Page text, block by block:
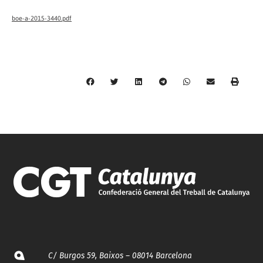
boe-a-2015-3440.pdf
C/ Burgos 59, Baixos – 08014 Barcelona